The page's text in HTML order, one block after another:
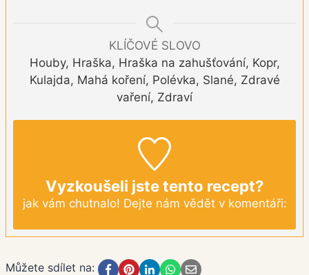
KLÍČOVÉ SLOVO
Houby, Hraška, Hraška na zahušťování, Kopr,
Kulajda, Mahá koření, Polévka, Slané, Zdravé
vaření, Zdraví
Vyzkoušeli jste tento recept?
jak vám chutnalo! Dejte nám vědět v komentáři:
Můžete sdílet na: